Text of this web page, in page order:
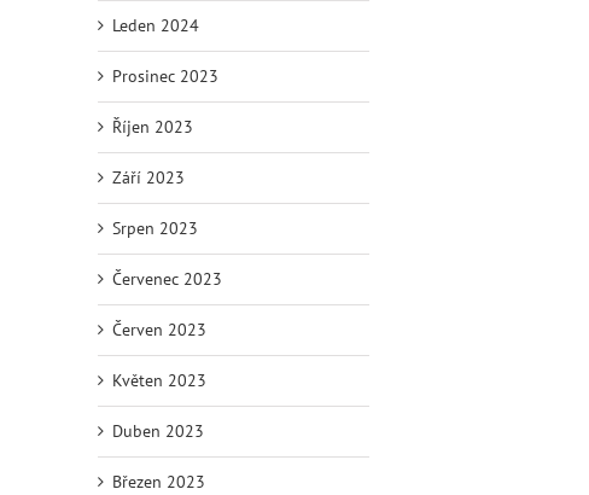
Leden 2024
Prosinec 2023
Říjen 2023
Září 2023
Srpen 2023
Červenec 2023
Červen 2023
Květen 2023
Duben 2023
Březen 2023